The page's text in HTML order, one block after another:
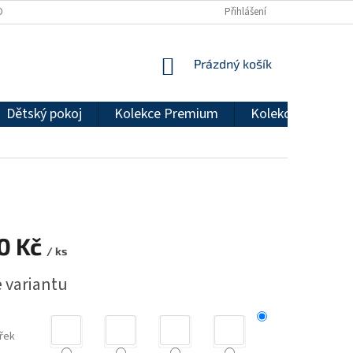
OCHRANY OSOBNÍCH ÚDAJŮ REKLAMAČNÍ ŘÁD
Přihlášení
NÁKUPNÍ
Prázdný košík
Dětský pokoj Kolekce Premium Kolekce
Kč / ks
variantu